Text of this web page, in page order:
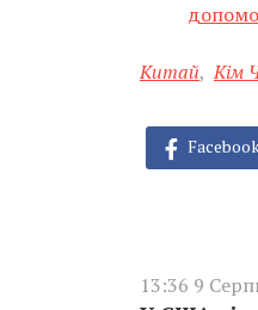
Китай, Кім
13:36 9